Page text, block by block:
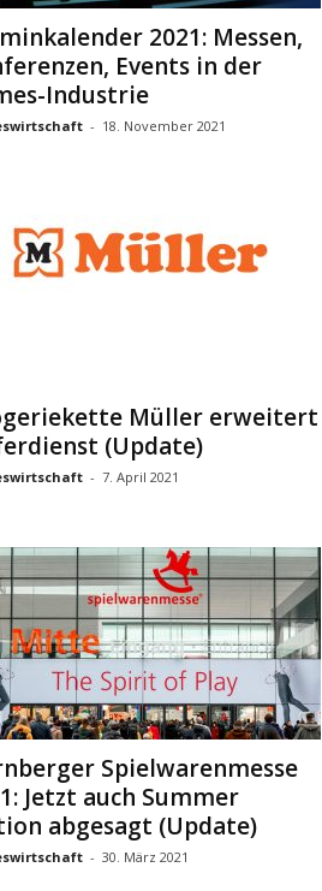
2021: Messen,
Events in der
Industrie
- 18. November 2021
Müller erweitert
(Update)
- 7. April 2021
Spielwarenmesse
Jetzt auch Summer
abgesagt (Update)
- 30. März 2021